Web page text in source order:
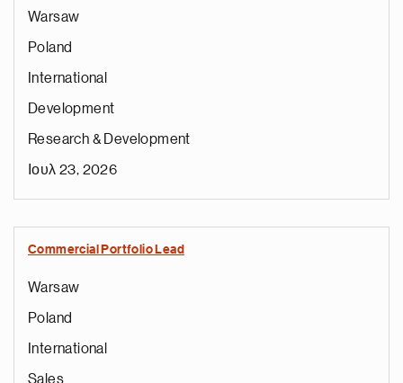
Warsaw
Poland
International
Development
Research & Development
Ιουλ 23, 2026
Commercial Portfolio Lead
Warsaw
Poland
International
Sales